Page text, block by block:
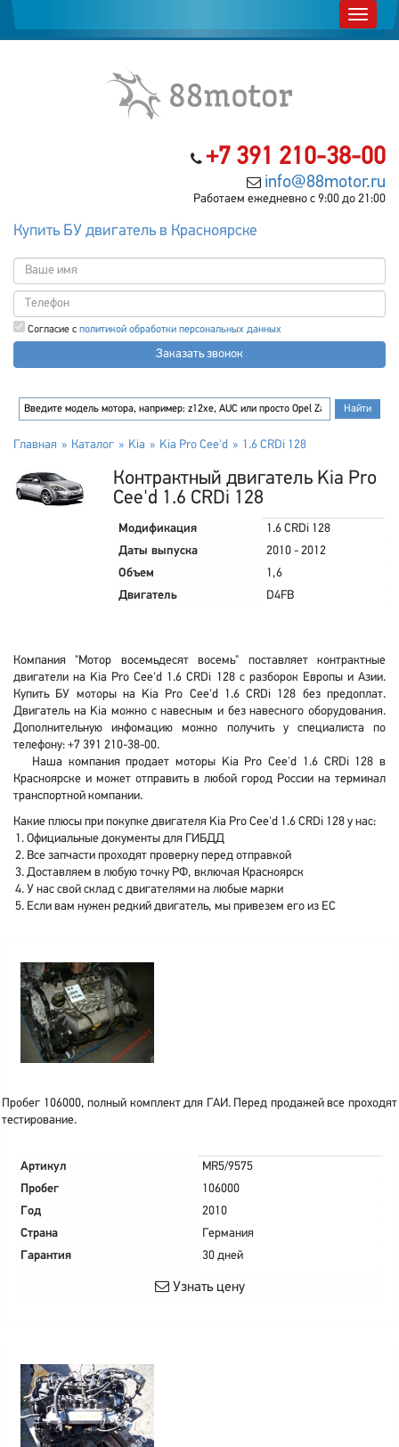
+7 391 210-38-00
info@88motor.ru
Работаем ежедневно с 9:00 до 21:00
Купить БУ двигатель в Красноярске
Согласие с политикой обработки персональных данных
Заказать звонок
Главная Каталог Kia Kia Pro Cee'd 1.6 CRDi 128
Контрактный двигатель Kia Pro
Cee'd 1.6 CRDi 128
Модификация
1.6 CRDi 128
Даты выпуска
2010 - 2012
Объем
1,6
Двигатель
D4FB
Компания "Мотор восемьдесят восемь" поставляет контрактные
двигатели на Kia Pro Cee'd 1.6 CRDi 128 с разборок Европы и Азии.
Купить БУ моторы на Kia Pro Cee'd 1.6 CRDi 128 без предоплат.
Двигатель на Kia можно с навесным и без навесного оборудования.
Дополнительную инфомацию можно получить у специалиста по
телефону: +7 391 210-38-00.
Наша компания продает моторы Kia Pro Cee'd 1.6 CRDi 128 в
Красноярске и может отправить в любой город России на терминал
транспортной компании.
Какие плюсы при покупке двигателя Kia Pro Cee'd 1.6 CRDi 128 у нас:
Официальные документы для ГИБДД
Все запчасти проходят проверку перед отправкой
Доставляем в любую точку РФ, включая Красноярск
У нас свой склад с двигателями на любые марки
Если вам нужен редкий двигатель, мы привезем его из ЕС
Пробег 106000, полный комплект для ГАИ. Перед продажей все проходят
тестирование.
Артикул
MR5/9575
Пробег
106000
Год
2010
Страна
Германия
Гарантия
30 дней
Узнать цену